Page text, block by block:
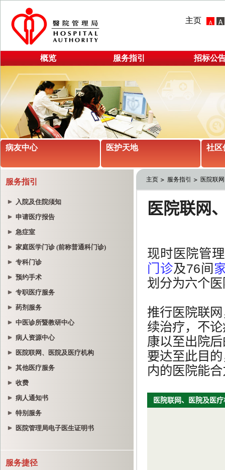
主页
概览 服务指引 招标公
病友中心 医护天地 社区
服务指引
入院及住院须知
申请医疗报告
急症室
家庭医学门诊 (前称普通科门诊)
专科门诊
预约手术
专职医疗服务
药剂服务
中医诊所暨教研中心
病人资源中心
医院联网、医院及医疗机构
其他医疗服务
收费
病人通知书
特别服务
医院管理局电子医生证明书
服务捷径
主页 服务指引 医院联